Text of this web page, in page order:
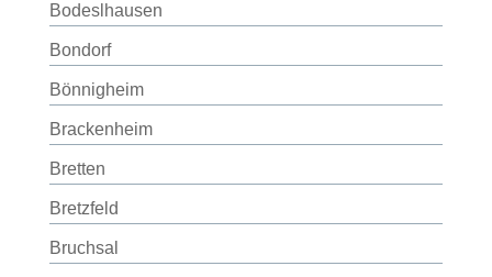
Bodeslhausen
Bondorf
Bönnigheim
Brackenheim
Bretten
Bretzfeld
Bruchsal